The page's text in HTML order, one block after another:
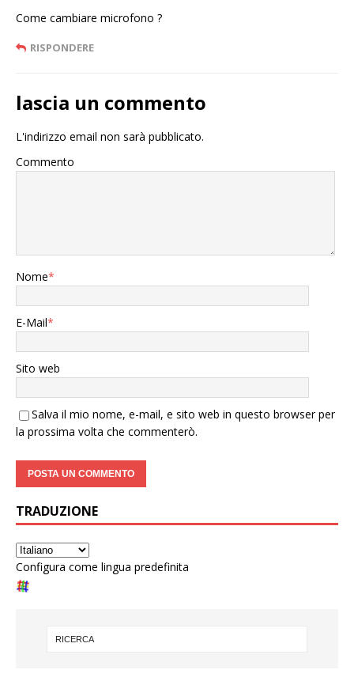
Come cambiare microfono ?
RISPONDERE
lascia un commento
L'indirizzo email non sarà pubblicato.
Commento
Nome*
E-Mail*
Sito web
Salva il mio nome, e-mail, e sito web in questo browser per
la prossima volta che commenterò.
TRADUZIONE
Configura come lingua predefinita